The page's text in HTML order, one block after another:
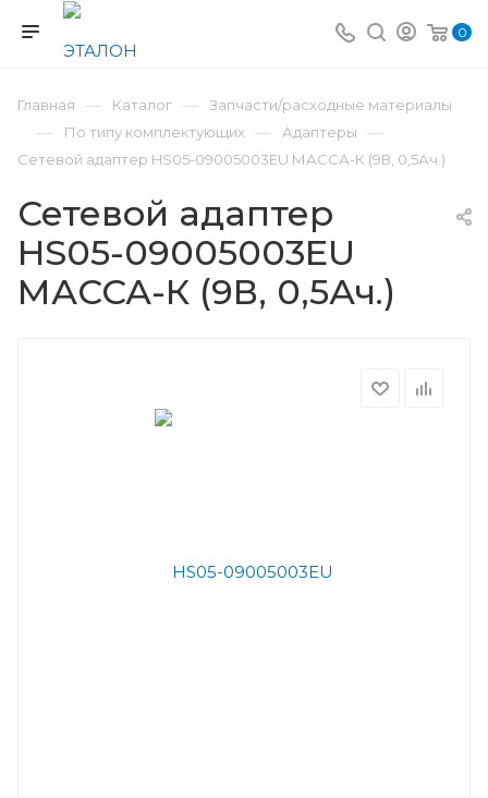
0
Главная — Каталог — Запчасти/расходные материалы
— По типу комплектующих — Адаптеры —
Сетевой адаптер HS05-09005003EU МАССА-К (9В, 0,5Ач.)
Сетевой адаптер
HS05-09005003EU
МАССА-К (9В, 0,5Ач.)